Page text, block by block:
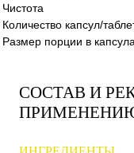
Чистота
Количество капсул/
Размер порции в
СОСТАВ И